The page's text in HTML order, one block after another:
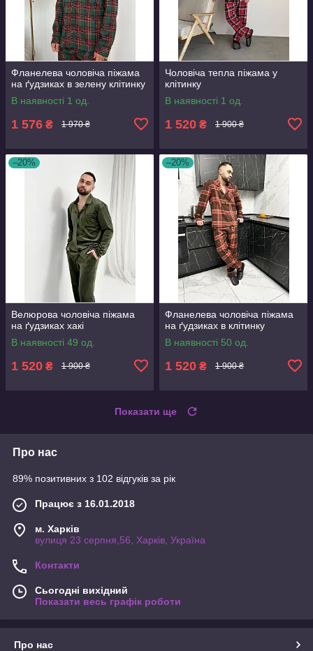
Фланелева чоловіча піжама
на ґудзиках в зелену клітинку
В наявності 1 од.
1 576 ₴ 1 970 ₴
Чоловіча тепла піжама у
клітинку
В наявності 1 од.
1 520 ₴ 1 900 ₴
–20%
Велюрова чоловіча піжама
на ґудзиках хакі
В наявності 49 од.
1 520 ₴ 1 900 ₴
–20%
Фланелева чоловіча піжама
на ґудзиках в клітинку
В наявності 50 од.
1 520 ₴ 1 900 ₴
Показати ще
Про нас
89% позитивних з 102 відгуків за рік
Працює з 16.01.2018
м. Харків
вулиця 23 серпня,56, Харків, Україна
Контакти
Сьогодні вихідний
Показати весь графік роботи
Про нас